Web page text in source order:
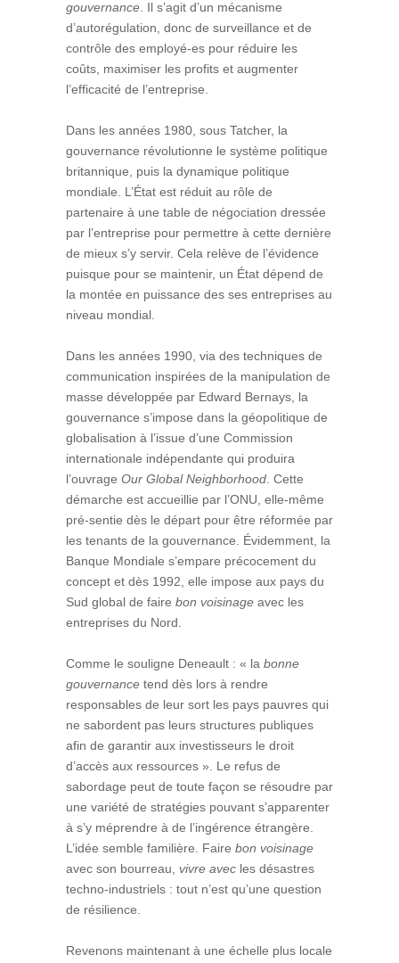
gouvernance . Il s’agit d’un mécanisme
d’autorégulation, donc de surveillance et de
contrôle des employé-es pour réduire les
coûts, maximiser les profits et augmenter
l’efficacité de l’entreprise.
Dans les années 1980, sous Tatcher, la
gouvernance révolutionne le système politique
britannique, puis la dynamique politique
mondiale. L’État est réduit au rôle de
partenaire à une table de négociation dressée
par l’entreprise pour permettre à cette dernière
de mieux s’y servir. Cela relève de l’évidence
puisque pour se maintenir, un État dépend de
la montée en puissance des ses entreprises au
niveau mondial.
Dans les années 1990, via des techniques de
communication inspirées de la manipulation de
masse développée par Edward Bernays, la
gouvernance s’impose dans la géopolitique de
globalisation à l’issue d’une Commission
internationale indépendante qui produira
l’ouvrage Our Global Neighborhood . Cette
démarche est accueillie par l’ONU, elle-même
pré-sentie dès le départ pour être réformée par
les tenants de la gouvernance. Évidemment, la
Banque Mondiale s’empare précocement du
concept et dès 1992, elle impose aux pays du
Sud global de faire bon voisinage avec les
entreprises du Nord.
Comme le souligne Deneault : « la bonne
gouvernance tend dès lors à rendre
responsables de leur sort les pays pauvres qui
ne sabordent pas leurs structures publiques
afin de garantir aux investisseurs le droit
d’accès aux ressources ». Le refus de
sabordage peut de toute façon se résoudre par
une variété de stratégies pouvant s’apparenter
à s’y méprendre à de l’ingérence étrangère.
L’idée semble familière. Faire bon voisinage
avec son bourreau, vivre avec les désastres
techno-industriels : tout n’est qu’une question
de résilience.
Revenons maintenant à une échelle plus locale